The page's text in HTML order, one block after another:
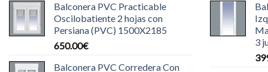
Balconera PVC Practicable
Oscilobatiente 2 hojas con
Persiana (PVC) 1500X2185
650.00€
Balconera PVC Corredera Con
3